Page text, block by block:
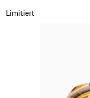
Limitiert
Slide 13 von 20